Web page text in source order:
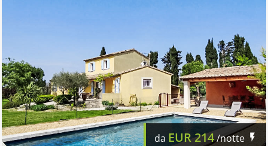
da EUR214/notte